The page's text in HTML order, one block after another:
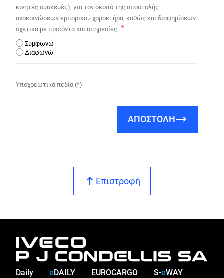
κινητές συσκευές), για τον σκοπό της αποστολής
ανακοινώσεων εμπορικού χαρακτήρα, καθώς και διαφημίσεων
σχετικά με προϊόντα και υπηρεσίες
Συμφωνώ
Διαφωνώ
Υποχρεωτικά πεδία (*)
ΑΠΟΣΤΟΛΗ
Επιστροφή
Daily eDAILY EUROCARGO S-eWAY